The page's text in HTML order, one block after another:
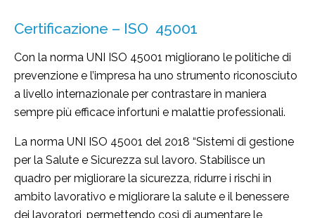
Certificazione – ISO 45001
Con la norma UNI ISO 45001 migliorano le politiche di
prevenzione e l’impresa ha uno strumento riconosciuto
a livello internazionale per contrastare in maniera
sempre più efficace infortuni e malattie professionali.
La norma UNI ISO 45001 del 2018 “Sistemi di gestione
per la Salute e Sicurezza sul lavoro. Stabilisce un
quadro per migliorare la sicurezza, ridurre i rischi in
ambito lavorativo e migliorare la salute e il benessere
dei lavoratori, permettendo così di aumentare le